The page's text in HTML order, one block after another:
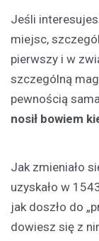
Jeśli
miejsc,
pierwszy i w
szczególną
pewnością
nosił bowiem
Jak zmieniało
uzyskało w
jak doszło do
dowiesz się z